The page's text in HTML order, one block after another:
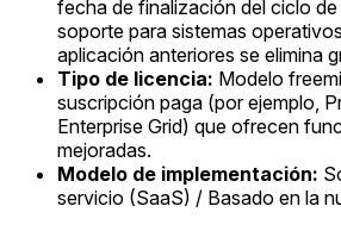
fecha de finalización del ciclo
soporte para sistemas
aplicación anteriores se elimina
Tipo de licencia: Modelo
suscripción paga (por ejemplo,
Enterprise Grid) que ofrecen
mejoradas.
Modelo de implementación:
servicio (SaaS) / Basado en la